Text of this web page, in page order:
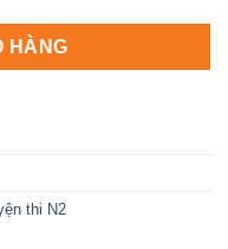
₫.
HÀNG
thi N2